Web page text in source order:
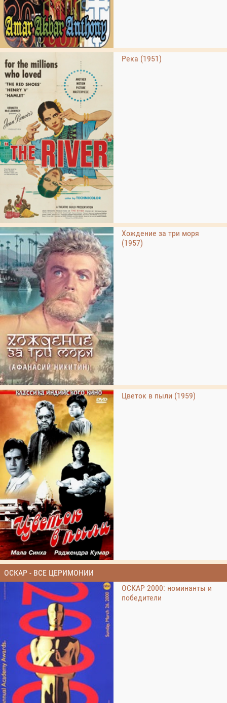
Река (1951)
Хождение за три моря
(1957)
Цветок в пыли (1959)
ОСКАР - ВСЕ ЦЕРИМОНИИ
ОСКАР 2000: номинанты и
победители